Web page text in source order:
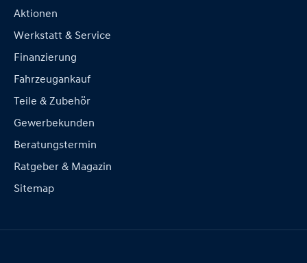
Aktionen
Werkstatt & Service
Finanzierung
Fahrzeugankauf
Teile & Zubehör
Gewerbekunden
Beratungstermin
Ratgeber & Magazin
Sitemap